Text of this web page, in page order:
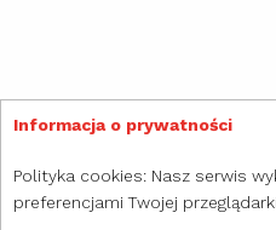
Informacja o prywatności
Polityka cookies: Nasz serwis
preferencjami Twojej